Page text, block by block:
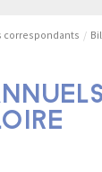
correspondants /